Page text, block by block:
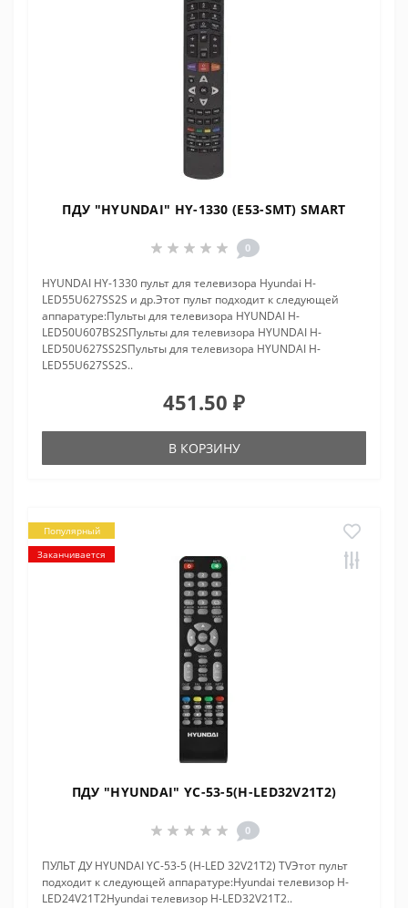
ПДУ "HYUNDAI" HY-1330 (E53-SMT) SMART
0
HYUNDAI HY-1330 пульт для телевизора Hyundai H-
LED55U627SS2S и др.Этот пульт подходит к следующей
аппаратуре:Пульты для телевизора HYUNDAI H-
LED50U607BS2SПульты для телевизора HYUNDAI H-
LED50U627SS2SПульты для телевизора HYUNDAI H-
LED55U627SS2S..
451.50 ₽
В КОРЗИНУ
Популярный
Заканчивается
ПДУ "HYUNDAI" YC-53-5(H-LED32V21T2)
0
ПУЛЬТ ДУ HYUNDAI YC-53-5 (H-LED 32V21T2) TVЭтот пульт
подходит к следующей аппаратуре:Hyundai телевизор H-
LED24V21T2Hyundai телевизор H-LED32V21T2..